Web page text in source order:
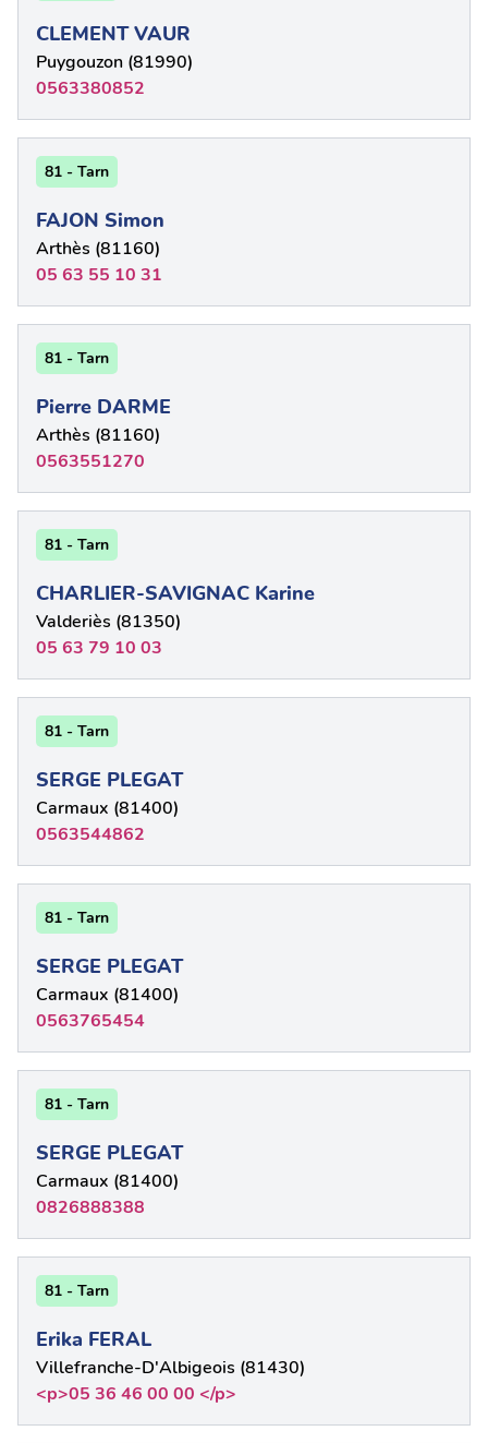
CLEMENT VAUR
Puygouzon (81990)
0563380852
81 - Tarn
FAJON Simon
Arthès (81160)
05 63 55 10 31
81 - Tarn
Pierre DARME
Arthès (81160)
0563551270
81 - Tarn
CHARLIER-SAVIGNAC Karine
Valderiès (81350)
05 63 79 10 03
81 - Tarn
SERGE PLEGAT
Carmaux (81400)
0563544862
81 - Tarn
SERGE PLEGAT
Carmaux (81400)
0563765454
81 - Tarn
SERGE PLEGAT
Carmaux (81400)
0826888388
81 - Tarn
Erika FERAL
Villefranche-D'Albigeois (81430)
<p>05 36 46 00 00 </p>